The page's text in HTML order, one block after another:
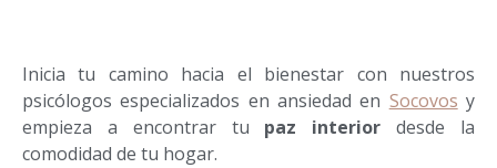
Inicia tu camino hacia el bienestar con nuestros
psicólogos especializados en ansiedad en Socovos y
empieza a encontrar tu paz interior desde la
comodidad de tu hogar.